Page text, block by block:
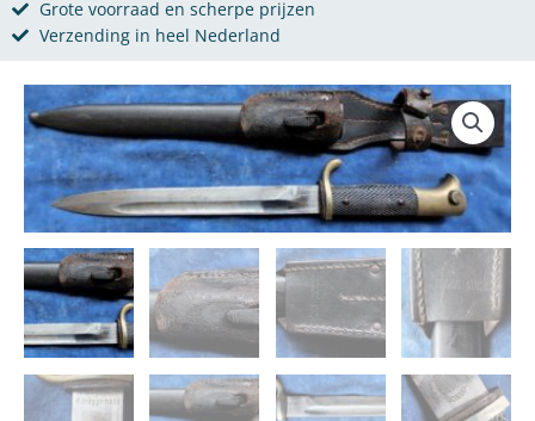
Grote voorraad en scherpe prijzen
Verzending in heel Nederland
German K98 officers dress bayonet aantal